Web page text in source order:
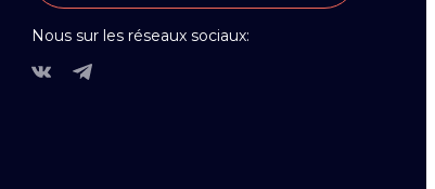
Nous sur les réseaux sociaux: